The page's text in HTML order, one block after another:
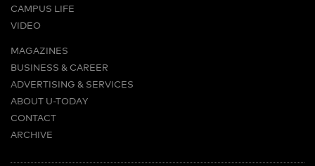
CAMPUS LIFE
VIDEO
MAGAZINES
BUSINESS & CAREER
ADVERTISING & SERVICES
ABOUT U-TODAY
CONTACT
ARCHIVE